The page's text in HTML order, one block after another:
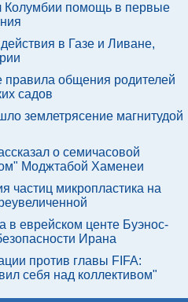
Колумбии помощь в первые
в Газе и Ливане,
общения родителей
садов
землетрясение магнитудой
о семичасовой
Моджтабой Хаменеи
частиц микропластика на
в еврейском центе Буэнос-
Ирана
против главы FIFA:
себя над коллективом"